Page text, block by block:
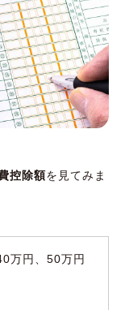
控除額を見てみま
万円、50万円